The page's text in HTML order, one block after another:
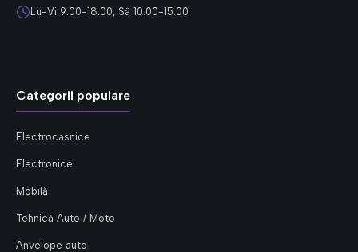
Lu-Vi 9:00-18:00, Sâ 10:00-15:00
Categorii populare
Electrocasnice
Electronice
Mobilă
Tehnică Auto / Moto
Anvelope auto